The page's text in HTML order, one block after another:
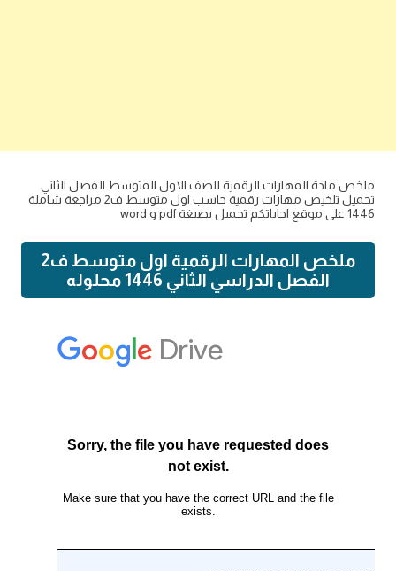
ملخص مادة المهارات الرقمية للصف الاول المتوسط الفصل الثاني
تحميل تلخيص مهارات رقمية حاسب اول متوسط ف2 مراجعة شاملة
1446 على موقع اجاباتكم تحميل بصيغة pdf و word
ملخص المهارات الرقمية اول متوسط ف2
الفصل الدراسي الثاني 1446 محلوله